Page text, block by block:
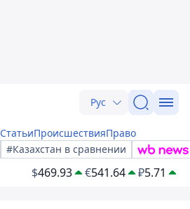
Рус
СтатьиПроисшествияПраво
#Казахстан в сравнении
$469.93 €541.64 ₽5.71